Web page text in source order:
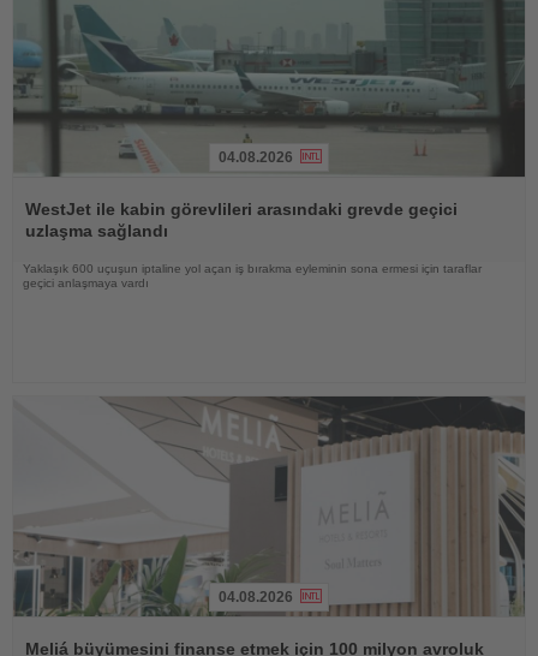
Oku
04.08.2026
WestJet ile kabin görevlileri arasındaki grevde geçici
uzlaşma sağlandı
Yaklaşık 600 uçuşun iptaline yol açan iş bırakma eyleminin sona ermesi için taraflar
geçici anlaşmaya vardı
Oku
04.08.2026
Meliá büyümesini finanse etmek için 100 milyon avroluk